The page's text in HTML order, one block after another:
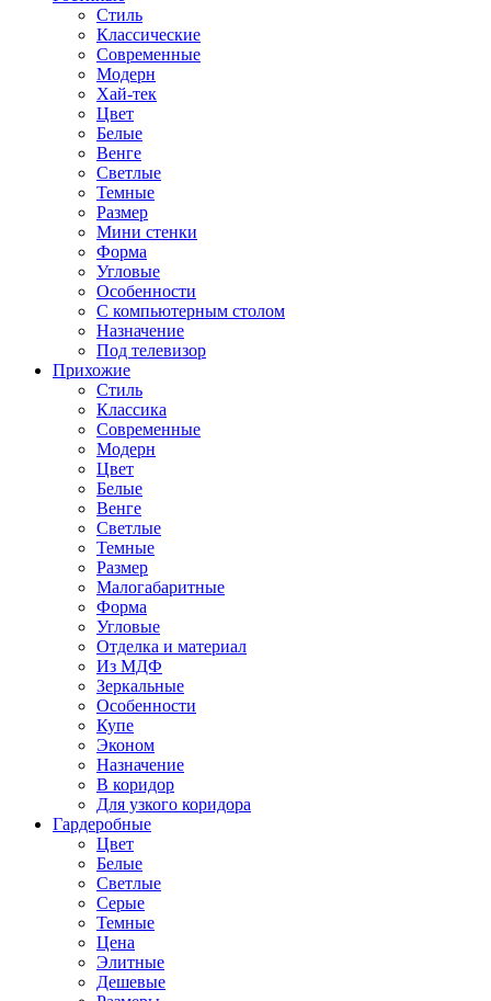
Стиль
Классические
Современные
Модерн
Хай-тек
Цвет
Белые
Венге
Светлые
Темные
Размер
Мини стенки
Форма
Угловые
Особенности
С компьютерным столом
Назначение
Под телевизор
Прихожие
Стиль
Классика
Современные
Модерн
Цвет
Белые
Венге
Светлые
Темные
Размер
Малогабаритные
Форма
Угловые
Отделка и материал
Из МДФ
Зеркальные
Особенности
Купе
Эконом
Назначение
В коридор
Для узкого коридора
Гардеробные
Цвет
Белые
Светлые
Серые
Темные
Цена
Элитные
Дешевые